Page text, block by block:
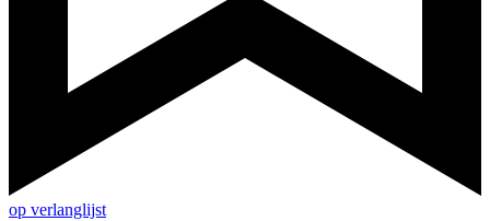
op verlanglijst